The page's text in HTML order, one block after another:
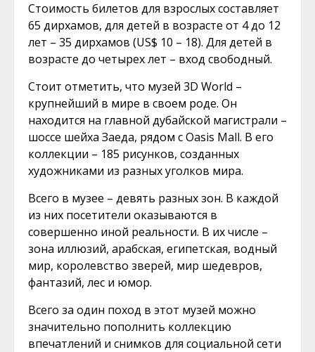
Стоимость билетов для взрослых составляет
65 дирхамов, для детей в возрасте от 4 до 12
лет – 35 дирхамов (US$ 10 – 18). Для детей в
возрасте до четырех лет – вход свободный.
Стоит отметить, что музей 3D World –
крупнейший в мире в своем роде. Он
находится на главной дубайской магистрали –
шоссе шейха Заеда, рядом с Oasis Mall. В его
коллекции – 185 рисунков, созданных
художниками из разных уголков мира.
Всего в музее – девять разных зон. В каждой
из них посетители оказываются в
совершенно иной реальности. В их числе –
зона иллюзий, арабская, египетская, водный
мир, королевство зверей, мир шедевров,
фантазий, лес и юмор.
Всего за один поход в этот музей можно
значительно пополнить коллекцию
впечатлений и снимков для социальной сети